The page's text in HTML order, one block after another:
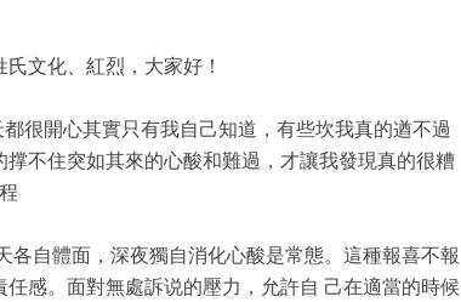
文化、紅烈，大家好！
很開心其實只有我自己知道，有些坎我真的遒不過
不住突如其來的心酸和難過，才讓我發現真的很糟
自體面，深夜獨自消化心酸是常態。這種報喜不報
感。面對無處訴说的壓力，允許自 己在適當的時候